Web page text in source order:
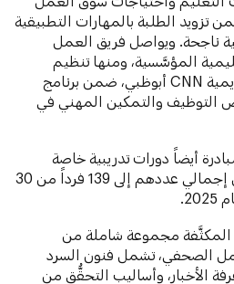
تزويد الطلبة بالمهارات التطبيقية
ناجحة. ويواصل فريق العمل
المؤسَّسية، ومنها تنظيم
معرض توظيفي خاص بأكاديمية CNN أبوظبي، ضمن برنامج
التوظيف والتمكين المهني في
المبادرة أيضاً دورات تدريبية خاصة
لجهات في أبوظبي، وسيصل إجمالي عددهم إلى 139 فرداً من 30
المكثَّفة مجموعة شاملة من
الصحفي، تشمل فنون السرد
الأخبار، وأساليب التحقُّق من